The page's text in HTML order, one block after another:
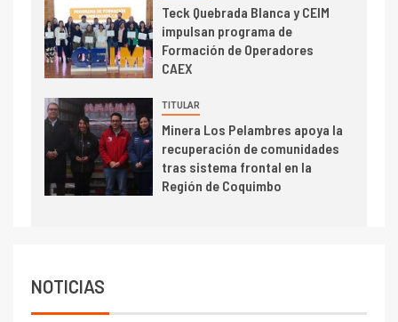
Estudio revela cómo el precio
del cobre y educación superior
se relacionan en zonas
mineras
6
BHP proyecta producción de
cobre cercana a 2 millones de
toneladas tras récord en
Escondida
Teck Quebrada Blanca y CEIM
impulsan programa de
Formación de Operadores
CAEX
TITULAR
Minera Los Pelambres apoya la
recuperación de comunidades
tras sistema frontal en la
Región de Coquimbo
NOTICIAS